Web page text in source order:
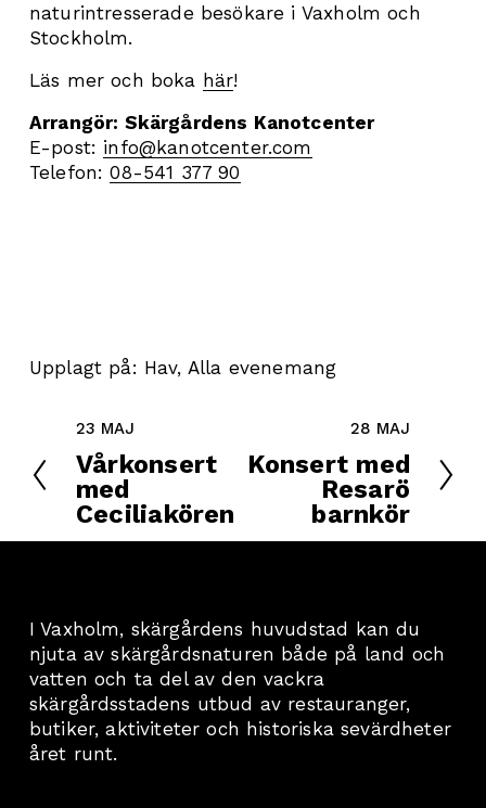
naturintresserade besökare i Vaxholm och
Stockholm.
Läs mer och boka här!
Arrangör: Skärgårdens Kanotcenter
E-post: info@kanotcenter.com
Telefon: 08-541 377 90
Upplagt på: Hav, Alla evenemang
F
ö
r
e
d
e
23 MAJ
Vårkonsert
med
Ceciliakören
ä
28 MAJ
Konsert med
Resarö
barnkör
I Vaxholm, skärgårdens huvudstad kan du
njuta av skärgårdsnaturen både på land och
vatten och ta del av den vackra
skärgårdsstadens utbud av restauranger,
butiker, aktiviteter och historiska sevärdheter
året runt.